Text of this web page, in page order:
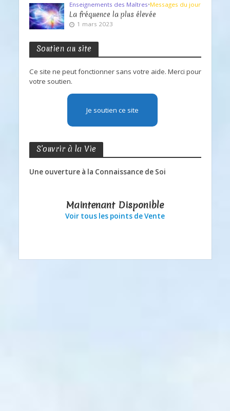
Enseignements des Maîtres•Messages du jour
La fréquence la plus élevée
1 mars 2023
Soutien au site
Ce site ne peut fonctionner sans votre aide. Merci pour
votre soutien.
Je soutien ce site
S’ouvrir à la Vie
Une ouverture à la Connaissance de Soi
Maintenant Disponible
Voir tous les points de Vente